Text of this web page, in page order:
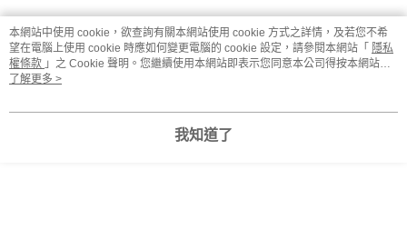
熱門標籤
本網站中使用 cookie，欲查詢有關本網站使用 cookie 方式之詳情，及若您不希
望在電腦上使用 cookie 時應如何變更電腦的 cookie 設定，請參閱本網站「 隱私
權條款 」之 Cookie 聲明。您繼續使用本網站即表示您同意本公司得按本網站使
用條款之 Cookie 聲明使用 cookie。
了解更多 >
我知道了